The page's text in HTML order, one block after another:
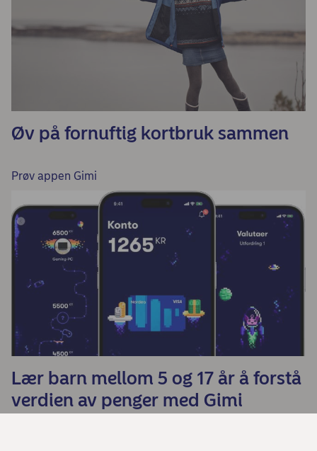
Øv på fornuftig kortbruk sammen
Prøv appen Gimi
Lær barn mellom 5 og 17 år å forstå
verdien av penger med Gimi